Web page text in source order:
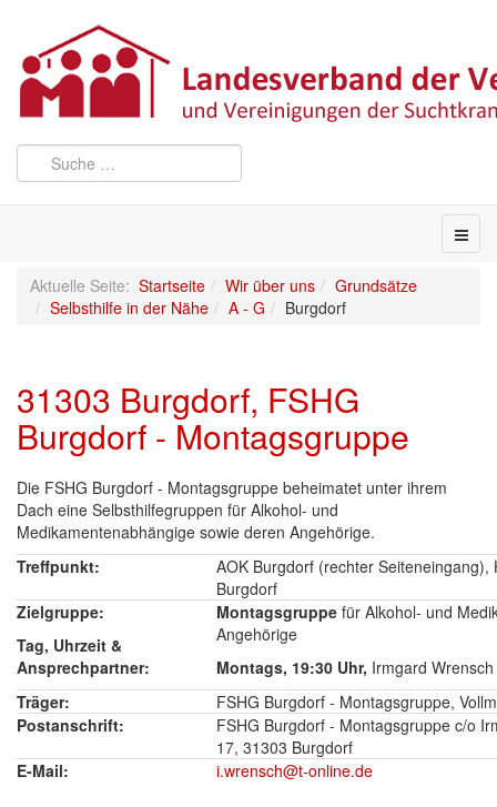
Aktuelle Seite: Startseite Wir über uns
Grundsätze
Selbsthilfe in der Nähe
A - G Burgdorf
31303 Burgdorf, FSHG
Burgdorf - Montagsgruppe
Die FSHG Burgdorf - Montagsgruppe beheimatet unter ihrem
Dach eine Selbsthilfegruppen für Alkohol- und
Medikamentenabhängige sowie deren Angehörige.
Treffpunkt:
AOK Burgdorf (rechter Seiteneingang),
Burgdorf
Zielgruppe:
Tag, Uhrzeit &
Ansprechpartner:
Montagsgruppe für Alkohol- und
Angehörige
Montags, 19:30 Uhr, Irmgard
Träger:
FSHG Burgdorf - Montagsgruppe,
Postanschrift:
FSHG Burgdorf - Montagsgruppe c/o
17, 31303 Burgdorf
E-Mail:
i.wrensch@t-online.de